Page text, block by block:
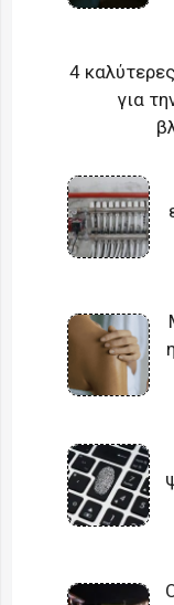
4
για